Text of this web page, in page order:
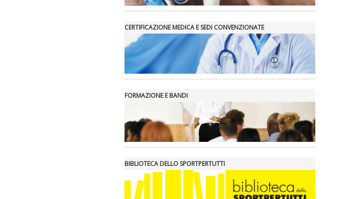
CERTIFICAZIONE MEDICA E SEDI CONVENZIONATE
FORMAZIONE E BANDI
BIBLIOTECA DELLO SPORTPERTUTTI